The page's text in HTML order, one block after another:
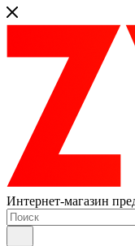
Интернет-магазин